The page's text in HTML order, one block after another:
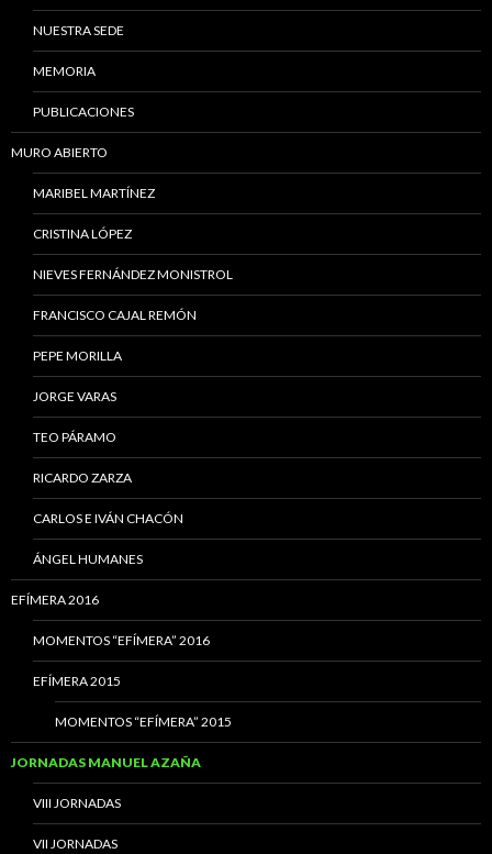
NUESTRA SEDE
MEMORIA
PUBLICACIONES
MURO ABIERTO
MARIBEL MARTÍNEZ
CRISTINA LÓPEZ
NIEVES FERNÁNDEZ MONISTROL
FRANCISCO CAJAL REMÓN
PEPE MORILLA
JORGE VARAS
TEO PÁRAMO
RICARDO ZARZA
CARLOS E IVÁN CHACÓN
ÁNGEL HUMANES
EFÍMERA 2016
MOMENTOS “EFÍMERA” 2016
EFÍMERA 2015
MOMENTOS “EFÍMERA” 2015
JORNADAS MANUEL AZAÑA
VIII JORNADAS
VII JORNADAS